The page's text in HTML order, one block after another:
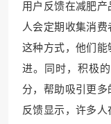
用户反馈在减肥
人会定期收集消
这种方式，他们
进。同时，积极
分，帮助吸引更
反馈显示，许多